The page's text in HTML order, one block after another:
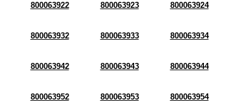
800063922 800063923 800063924
800063932 800063933 800063934
800063942 800063943 800063944
800063952 800063953 800063954